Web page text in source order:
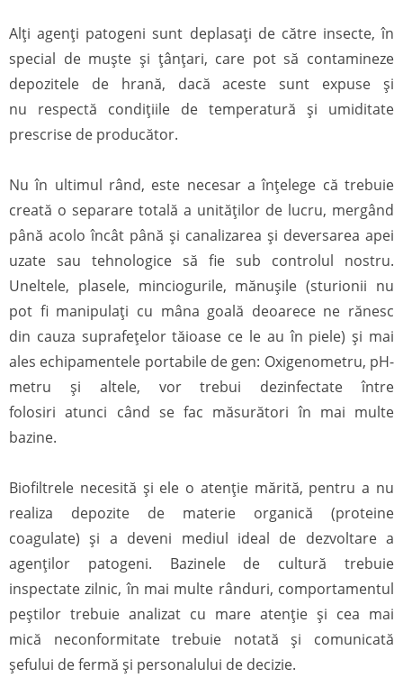
Alți agenți patogeni sunt deplasați de către insecte, în
special de muște și țânțari, care pot să contamineze
depozitele de hrană, dacă aceste sunt expuse și
nu respectă condițiile de temperatură și umiditate
prescrise de producător.
Nu în ultimul rând, este necesar a înțelege că trebuie
creată o separare totală a unităților de lucru, mergând
până acolo încât până și canalizarea și deversarea apei
uzate sau tehnologice să fie sub controlul nostru.
Uneltele, plasele, minciogurile, mănușile (sturionii nu
pot fi manipulați cu mâna goală deoarece ne rănesc
din cauza suprafețelor tăioase ce le au în piele) și mai
ales echipamentele portabile de gen: Oxigenometru, pH-
metru și altele, vor trebui dezinfectate între
folosiri atunci când se fac măsurători în mai multe
bazine.
Biofiltrele necesită și ele o atenție mărită, pentru a nu
realiza depozite de materie organică (proteine
coagulate) și a deveni mediul ideal de dezvoltare a
agenților patogeni. Bazinele de cultură trebuie
inspectate zilnic, în mai multe rânduri, comportamentul
peștilor trebuie analizat cu mare atenție și cea mai
mică neconformitate trebuie notată și comunicată
șefului de fermă și personalului de decizie.